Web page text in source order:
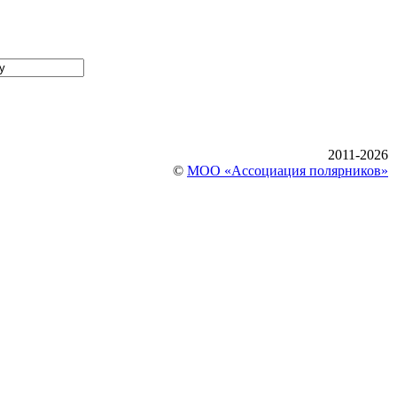
2011-2026
© МОО «Ассоциация полярников»